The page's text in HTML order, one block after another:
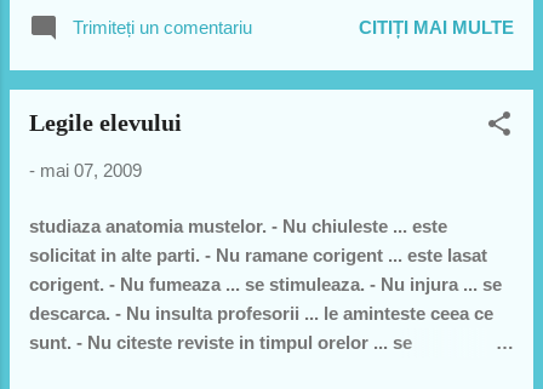
Trimiteți un comentariu CITIȚI MAI MULTE
Legile elevului
- mai 07, 2009
studiaza anatomia mustelor. - Nu chiuleste ... este
solicitat in alte parti. - Nu ramane corigent ... este lasat
corigent. - Nu fumeaza ... se stimuleaza. - Nu injura ... se
descarca. - Nu insulta profesorii ... le aminteste ceea ce
sunt. - Nu citeste reviste in timpul orelor ... se